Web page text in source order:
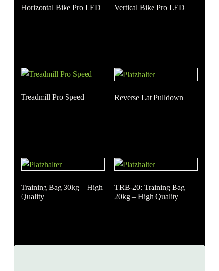
Horizontal Bike Pro LED Vertical Bike Pro LED
Treadmill Pro Speed Reverse Lat Pulldown
Training Bag 30kg – High
Quality
TRB-20: Training Bag
20kg – High Quality